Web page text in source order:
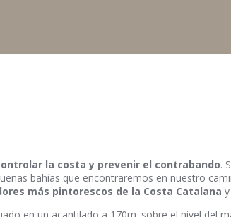
la costa y prevenir el contrabando.
bahías que encontraremos en nuestro
más pintorescos de la Costa Catalana